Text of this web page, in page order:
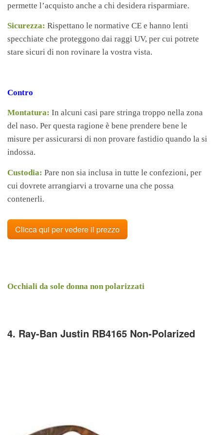
permette l’acquisto anche a chi desidera risparmiare.
Sicurezza: Rispettano le normative CE e hanno lenti
specchiate che proteggono dai raggi UV, per cui potrete
stare sicuri di non rovinare la vostra vista.
Contro
Montatura: In alcuni casi pare stringa troppo nella zona
del naso. Per questa ragione è bene prendere bene le
misure per assicurarsi di non provare fastidio quando la si
indossa.
Custodia: Pare non sia inclusa in tutte le confezioni, per
cui dovrete arrangiarvi a trovarne una che possa
contenerli.
Clicca qui per vedere il prezzo
Occhiali da sole donna non polarizzati
4. Ray-Ban Justin RB4165 Non-Polarized